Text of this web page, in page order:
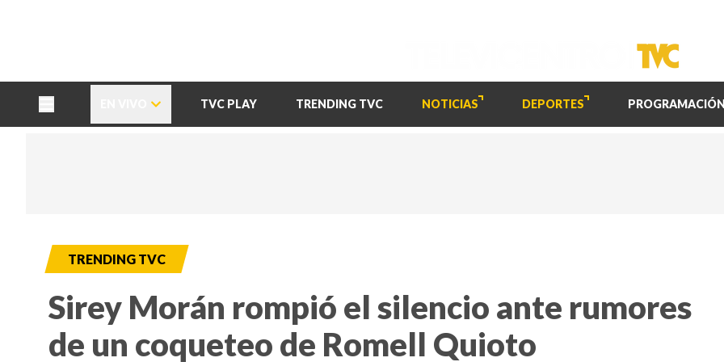
TVC PLAY TRENDING TVC NOTICIAS DEPORTES PROGRAMACIÓN
TRENDING TVC
Sirey Morán rompió el silencio ante rumores
de un coqueteo de Romell Quioto